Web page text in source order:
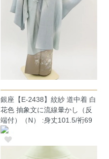
銀座【E-2438】紋紗 道中着 白
花色 抽象文に流線暈かし（反
端付）（N） :身丈101.5/裄69